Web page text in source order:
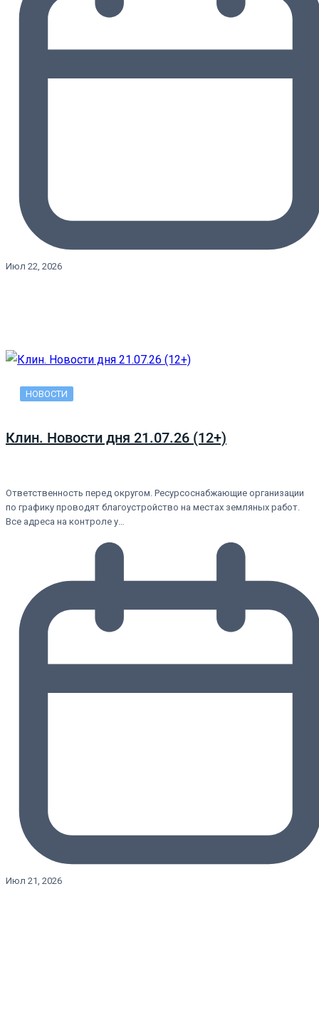
Июл 22, 2026
НОВОСТИ
Клин. Новости дня 21.07.26 (12+)
Ответственность перед округом. Ресурсоснабжающие организации
по графику проводят благоустройство на местах земляных работ.
Все адреса на контроле у…
Июл 21, 2026